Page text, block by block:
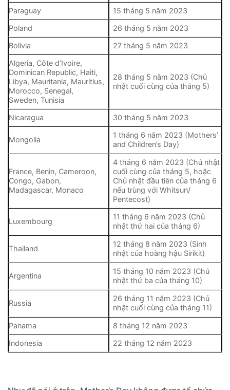
Paraguay
15 tháng 5 năm 2023
Poland
26 tháng 5 năm 2023
Bolivia
27 tháng 5 năm 2023
Algeria, Côte d’Ivoire,
Dominican Republic, Haiti,
Libya, Mauritania, Mauritius,
Morocco, Senegal,
Sweden, Tunisia
28 tháng 5 năm 2023 (Chủ
nhật cuối cùng của tháng 5)
Nicaragua 30 tháng 5 năm 2023
Mongolia
1 tháng 6 năm 2023 (Mothers’
and Children’s Day)
France, Benin, Cameroon,
Congo, Gabon,
Madagascar, Monaco
4 tháng 6 năm 2023 (Chủ nhật
cuối cùng của tháng 5, hoặc
Chủ nhật đầu tiên của tháng 6
nếu trùng với Whitsun/
Pentecost)
Luxembourg
11 tháng 6 năm 2023 (Chủ
nhật thứ hai của tháng 6)
Thailand
12 tháng 8 năm 2023 (Sinh
nhật của hoàng hậu Sirikit)
Argentina
15 tháng 10 năm 2023 (Chủ
nhật thứ ba của tháng 10)
Russia
26 tháng 11 năm 2023 (Chủ
nhật cuối cùng của tháng 11)
Panama
8 tháng 12 năm 2023
Indonesia
22 tháng 12 năm 2023